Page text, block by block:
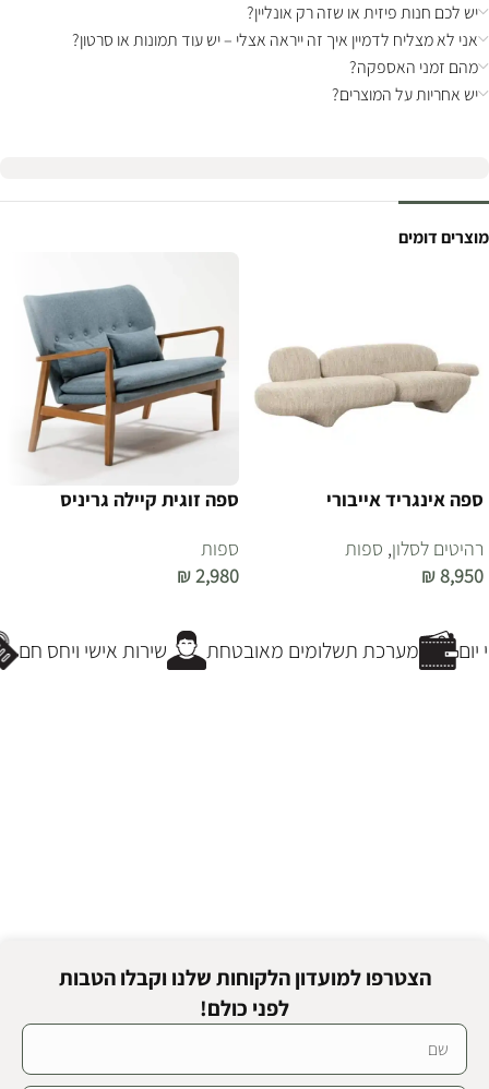
יש לכם חנות פיזית או שזה רק אונליין?
אני לא מצליח לדמיין איך זה ייראה אצלי – יש עוד תמונות או סרטון?
מהם זמני האספקה?
יש אחריות על המוצרים?
מוצרים דומים
ספה אינגריד אייבורי
רהיטים לסלון, ספות
₪8,950
ספה זוגית קיילה גריניס
ספות
₪2,980
שירות אישי ויחס חם מערכת תשלומים מאובטחת
הצטרפו למועדון הלקוחות שלנו וקבלו הטבות
לפני כולם!